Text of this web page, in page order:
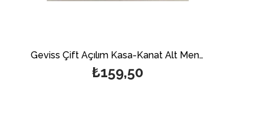
Geviss Çift Açılım Kasa-Kanat Alt Menteşe
₺159,50